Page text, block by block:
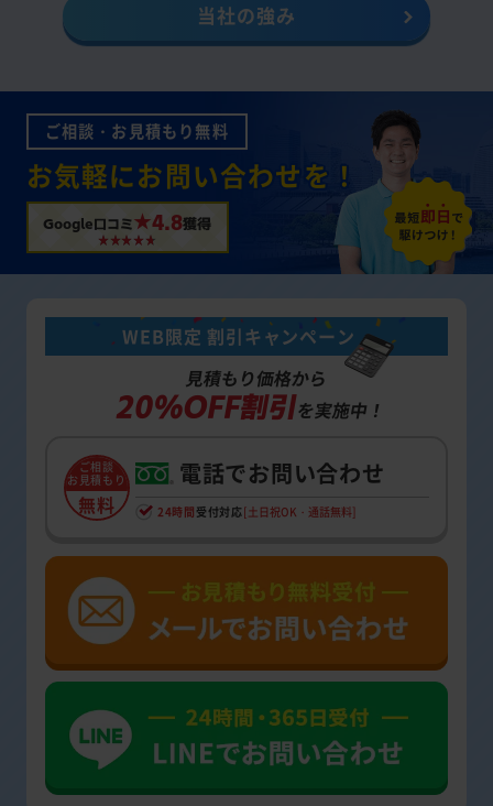
当社の強み
ご相談・お見積もり無料
お気軽にお問い合わせを！
Google口コミ ★4.8獲得
WEB限定 割引キャンペーン
見積もり価格から
20%OFF割引を実施中！
ご相談
お見積もり
無料
電話でお問い合わせ
24時間 受付対応 [土日祝OK・通話無料]